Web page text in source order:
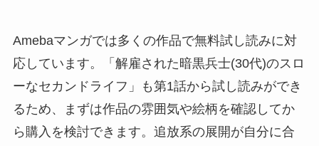
Amebaマンガでは多くの作品で無料試し読みに対
応しています。「解雇された暗黒兵士(30代)のスロ
ーなセカンドライフ」も第1話から試し読みができ
るため、まずは作品の雰囲気や絵柄を確認してか
ら購入を検討できます。追放系の展開が自分に合